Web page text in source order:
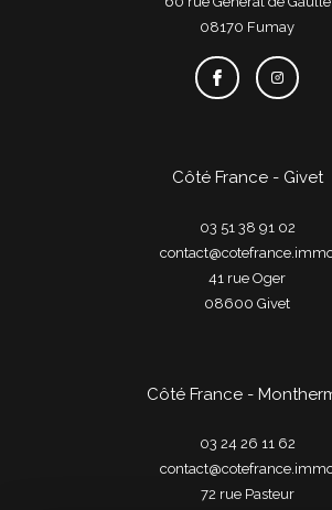
08170
fumay
Côté France - Givet
03 51 38 91 02
41 rue Oger
08600
givet
Côté France -
03 24 26 11 62
72 rue Pasteur